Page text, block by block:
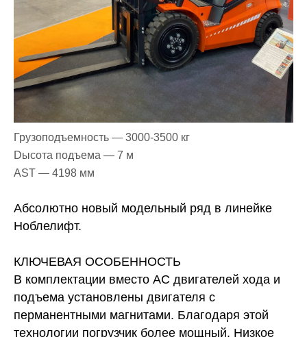
Грузоподъемность — 3000-3500 кг
Dысота подъема — 7 м
AST — 4198 мм
Абсолютно новый модельный ряд в линейке
Ноблелифт.
КЛЮЧЕВАЯ ОСОБЕННОСТЬ
В комплектации вместо AC двигателей хода и
подъема установлены двигателя с
перманентными магнитами. Благодаря этой
технологии погрузчик более мощный. Низкое